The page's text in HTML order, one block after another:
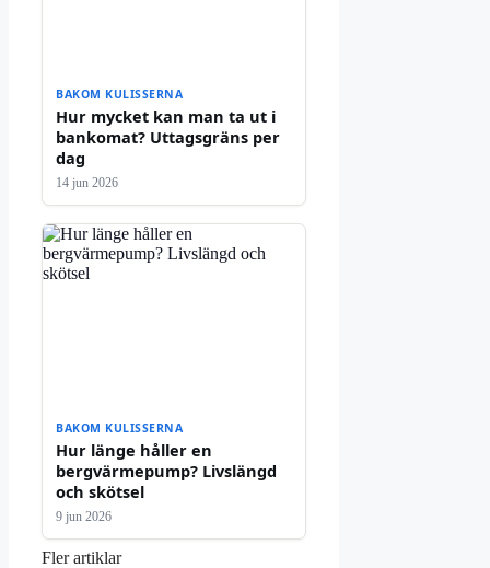
BAKOM KULISSERNA
Hur mycket kan man ta ut i
bankomat? Uttagsgräns per
dag
14 jun 2026
BAKOM KULISSERNA
Hur länge håller en
bergvärmepump? Livslängd
och skötsel
9 jun 2026
Fler artiklar